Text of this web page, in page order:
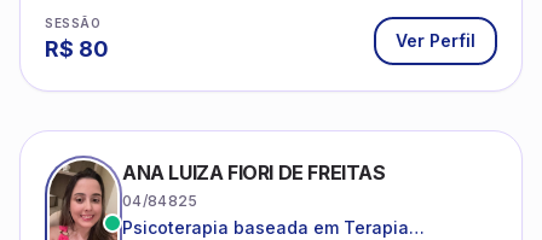
SESSÃO
R$ 80 Ver Perfil
ANA LUIZA FIORI DE FREITAS
04/84825
Psicoterapia baseada em Terapia